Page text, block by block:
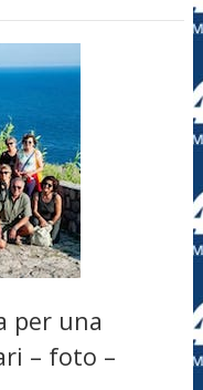
per una
– foto –